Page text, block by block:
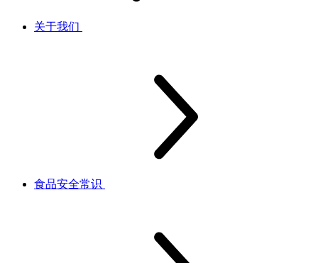
关于我们
食品安全常识